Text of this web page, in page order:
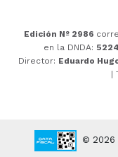
Edición Nº 2986
en la DNDA:
Director: Eduardo
© 2026 |